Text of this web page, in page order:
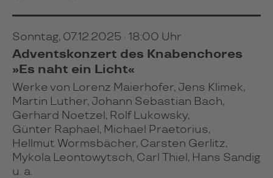
Sonntag, 07.12.2025 · 18:00 Uhr
Adventskonzert des Knabenchores
»Es naht ein Licht«
Werke von Lorenz Maierhofer, Jens Klimek,
Martin Luther, Johann Sebastian Bach,
Gerhard Noetzel, Rolf Lukowsky,
Günter Raphael, Michael Praetorius,
Hellmut Wormsbächer, Carsten Gerlitz,
Mykola Leontowytsch, Carl Thiel, Hans Sandig
u. a.